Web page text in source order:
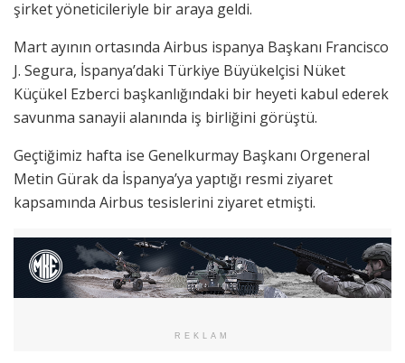
şirket yöneticileriyle bir araya geldi.
Mart ayının ortasında Airbus ispanya Başkanı Francisco
J. Segura, İspanya’daki Türkiye Büyükelçisi Nüket
Küçükel Ezberci başkanlığındaki bir heyeti kabul ederek
savunma sanayii alanında iş birliğini görüştü.
Geçtiğimiz hafta ise Genelkurmay Başkanı Orgeneral
Metin Gürak da İspanya’ya yaptığı resmi ziyaret
kapsamında Airbus tesislerini ziyaret etmişti.
REKLAM